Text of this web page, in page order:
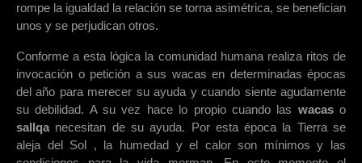
rompe la igualdad la relación se torna asimétrica, se benefician
unos y se perjudican otros.
Conforme a esta lógica la comunidad humana realiza ritos de
invocación o petición a sus wacas en determinadas épocas
del año para merecer su ayuda y cuando siente agudamente
su debilidad. A su vez hace lo propio cuando las wacaso
sallqa necesitan de su ayuda. Por esta época la Tierra se
aleja del Sol , la humedad y el calor son mínimos y las